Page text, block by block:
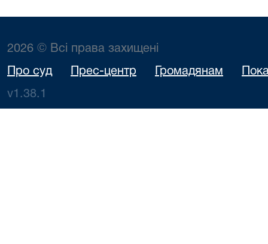
2026 © Всі права захищені
Про суд Прес-центр Громадянам
v1.38.1